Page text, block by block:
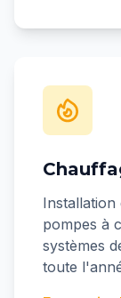
Installation
pompes à
systèmes
toute